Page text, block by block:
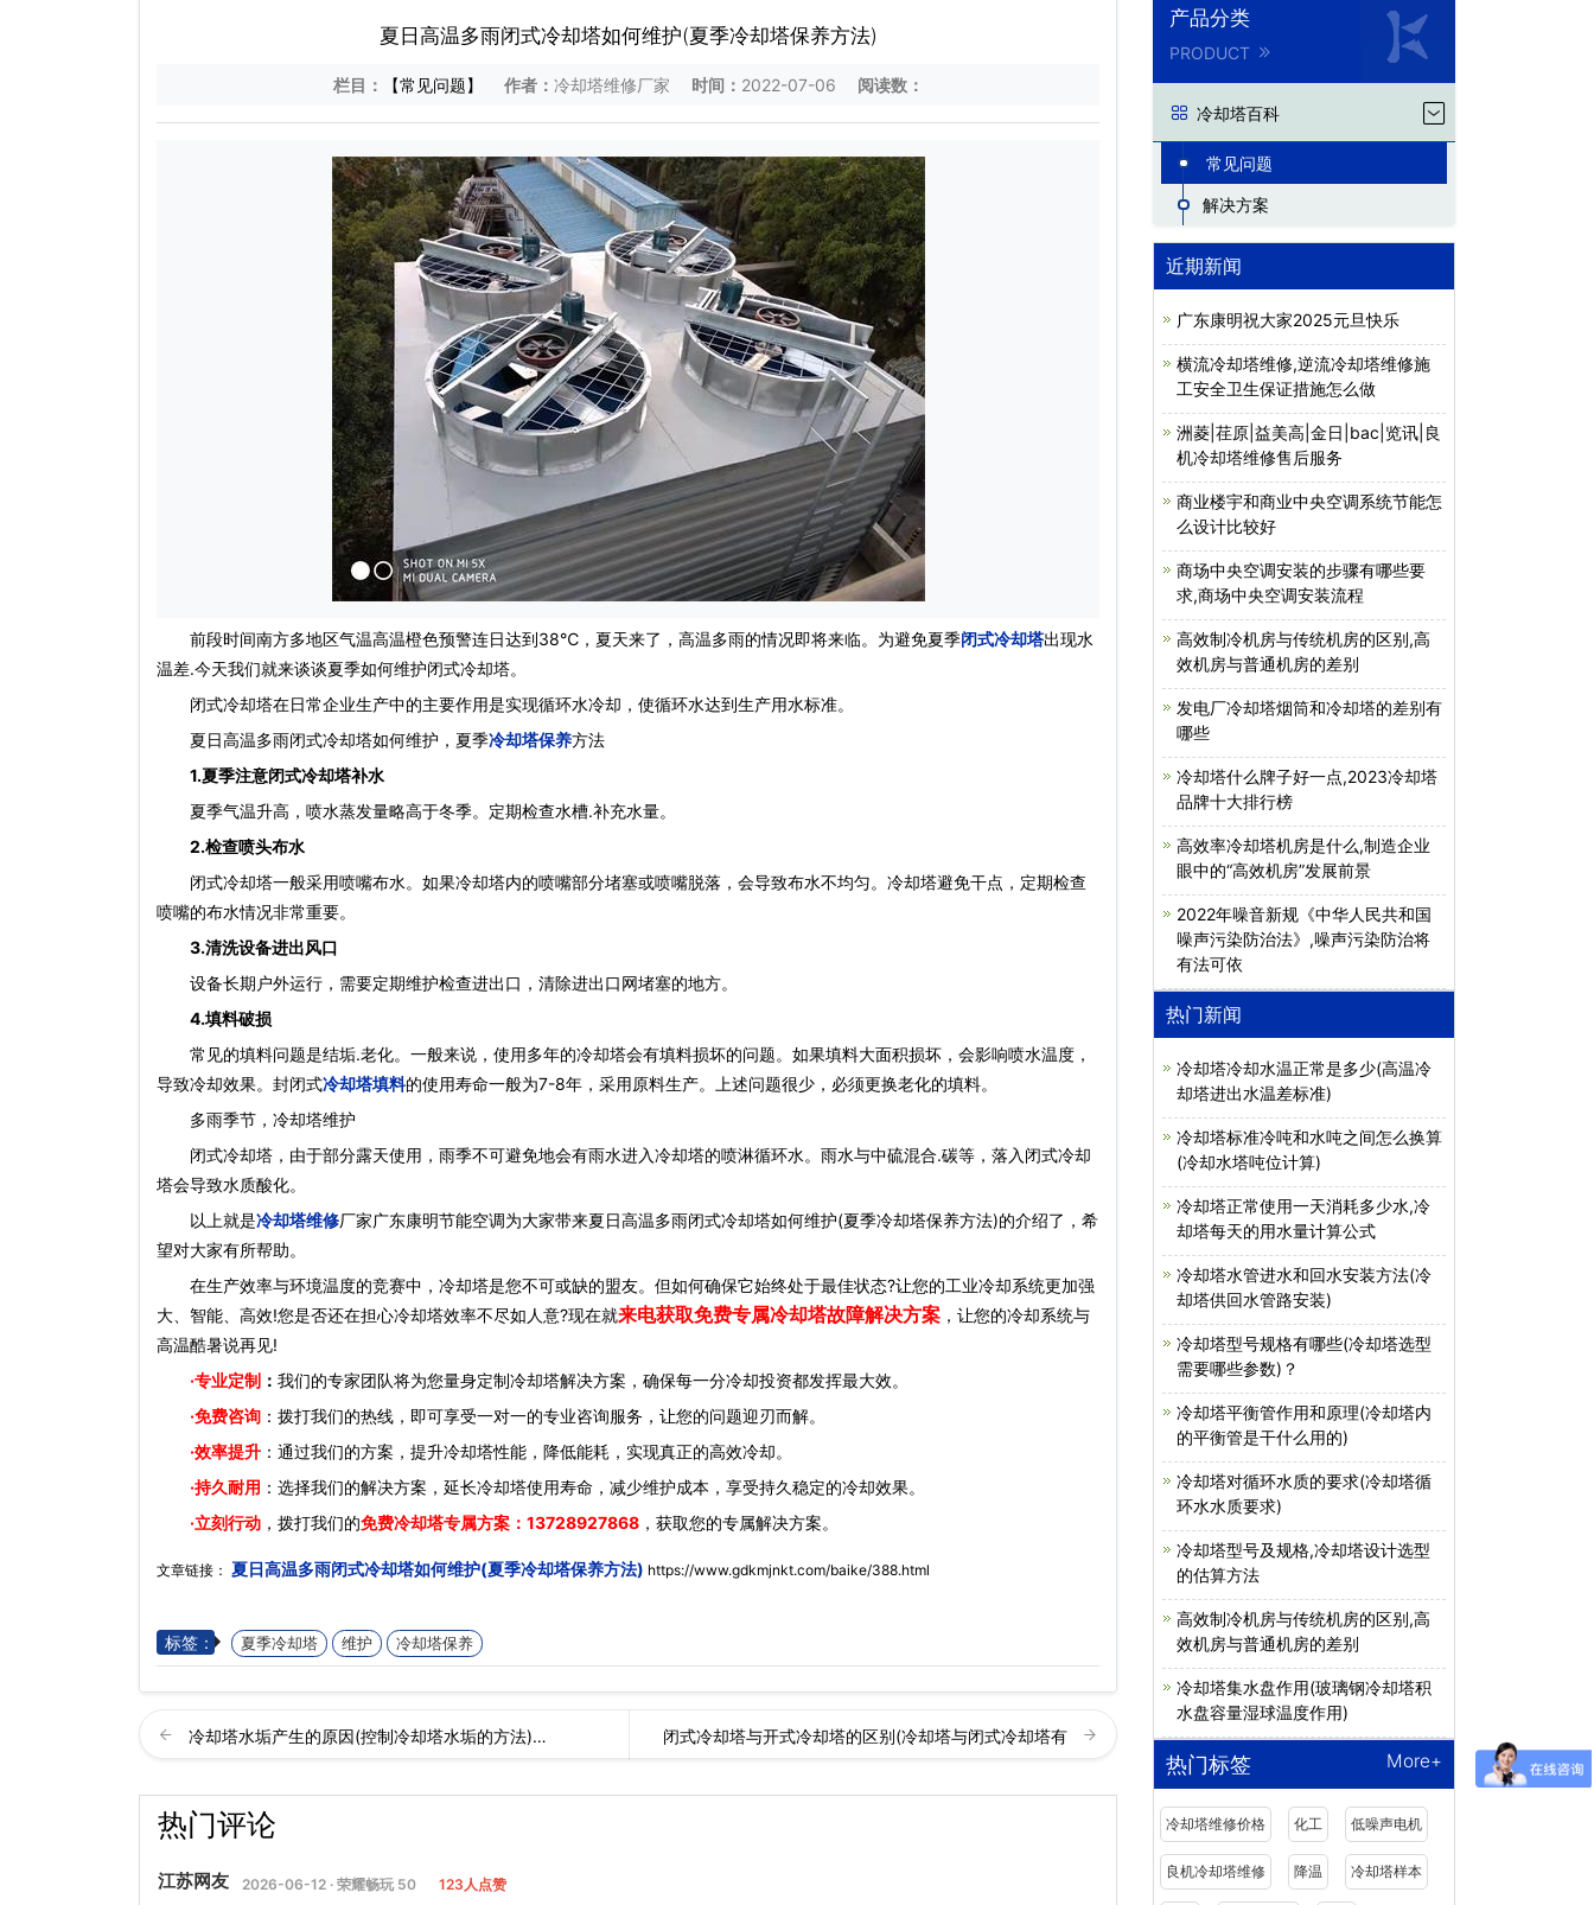
夏日高温多雨闭式冷却塔如何维护(夏季冷却塔保养方法)
栏目： 【常见问题】 作者： 冷却塔维修厂家 时间： 2022-07-06 阅读数：
前段时间南方多地区气温高温橙色预警连日达到38℃，夏天来了，高温多雨的情况即将来临。为避免夏季闭式冷却塔出现水
温差.今天我们就来谈谈夏季如何维护闭式冷却塔。
闭式冷却塔在日常企业生产中的主要作用是实现循环水冷却，使循环水达到生产用水标准。
夏日高温多雨闭式冷却塔如何维护，夏季冷却塔保养方法
1.夏季注意闭式冷却塔补水
夏季气温升高，喷水蒸发量略高于冬季。定期检查水槽.补充水量。
2.检查喷头布水
闭式冷却塔一般采用喷嘴布水。如果冷却塔内的喷嘴部分堵塞或喷嘴脱落，会导致布水不均匀。冷却塔避免干点，定期检查
喷嘴的布水情况非常重要。
3.清洗设备进出风口
设备长期户外运行，需要定期维护检查进出口，清除进出口网堵塞的地方。
4.填料破损
常见的填料问题是结垢.老化。一般来说，使用多年的冷却塔会有填料损坏的问题。如果填料大面积损坏，会影响喷水温度，
导致冷却效果。封闭式冷却塔填料的使用寿命一般为7-8年，采用原料生产。上述问题很少，必须更换老化的填料。
多雨季节，冷却塔维护
闭式冷却塔，由于部分露天使用，雨季不可避免地会有雨水进入冷却塔的喷淋循环水。雨水与中硫混合.碳等，落入闭式冷却
塔会导致水质酸化。
以上就是冷却塔维修厂家广东康明节能空调为大家带来夏日高温多雨闭式冷却塔如何维护(夏季冷却塔保养方法)的介绍了，希
望对大家有所帮助。
在生产效率与环境温度的竞赛中，冷却塔是您不可或缺的盟友。但如何确保它始终处于最佳状态?让您的工业冷却系统更加强
大、智能、高效!您是否还在担心冷却塔效率不尽如人意?现在就来电获取免费专属冷却塔故障解决方案 ，让您的冷却系统与
高温酷暑说再见!
·专业定制 ： 我们的专家团队将为您量身定制冷却塔解决方案，确保每一分冷却投资都发挥最大效。
·免费咨询 ：拨打我们的热线，即可享受一对一的专业咨询服务，让您的问题迎刃而解。
·效率提升 ：通过我们的方案，提升冷却塔性能，降低能耗，实现真正的高效冷却。
·持久耐用 ：选择我们的解决方案，延长冷却塔使用寿命，减少维护成本，享受持久稳定的冷却效果。
·立刻行动 ，拨打我们的免费冷却塔专属方案： 13728927868 ，获取您的专属解决方案。
文章链接： 夏日高温多雨闭式冷却塔如何维护(夏季冷却塔保养方法) https://www.gdkmjnkt.com/baike/388.html
标签： 夏季冷却塔 维护 冷却塔保养
冷却塔水垢产生的原因(控制冷却塔水垢的方法)… 闭式冷却塔与开式冷却塔的区别(冷却塔与闭式冷却塔有
热门评论
江苏网友 2026-06-12 · 荣耀畅玩 50 123人点赞
产品分类
PRODUCT
冷却塔百科
常见问题
解决方案
近期新闻
广东康明祝大家2025元旦快乐
横流冷却塔维修,逆流冷却塔维修施
工安全卫生保证措施怎么做
洲菱|荏原|益美高|金日|bac|览讯|良
机冷却塔维修售后服务
商业楼宇和商业中央空调系统节能怎
么设计比较好
商场中央空调安装的步骤有哪些要
求,商场中央空调安装流程
高效制冷机房与传统机房的区别,高
效机房与普通机房的差别
发电厂冷却塔烟筒和冷却塔的差别有
哪些
冷却塔什么牌子好一点,2023冷却塔
品牌十大排行榜
高效率冷却塔机房是什么,制造企业
眼中的“高效机房”发展前景
2022年噪音新规《中华人民共和国
噪声污染防治法》,噪声污染防治将
有法可依
热门新闻
冷却塔冷却水温正常是多少(高温冷
却塔进出水温差标准)
冷却塔标准冷吨和水吨之间怎么换算
(冷却水塔吨位计算)
冷却塔正常使用一天消耗多少水,冷
却塔每天的用水量计算公式
冷却塔水管进水和回水安装方法(冷
却塔供回水管路安装)
冷却塔型号规格有哪些(冷却塔选型
需要哪些参数)？
冷却塔平衡管作用和原理(冷却塔内
的平衡管是干什么用的)
冷却塔对循环水质的要求(冷却塔循
环水水质要求)
冷却塔型号及规格,冷却塔设计选型
的估算方法
高效制冷机房与传统机房的区别,高
效机房与普通机房的差别
冷却塔集水盘作用(玻璃钢冷却塔积
水盘容量湿球温度作用)
热门标签 More+
冷却塔维修价格 化工 低噪声电机
良机冷却塔维修 降温 冷却塔样本